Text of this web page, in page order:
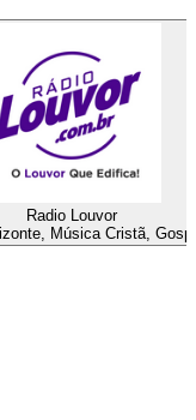
Radio Louvor
Música Cristã,